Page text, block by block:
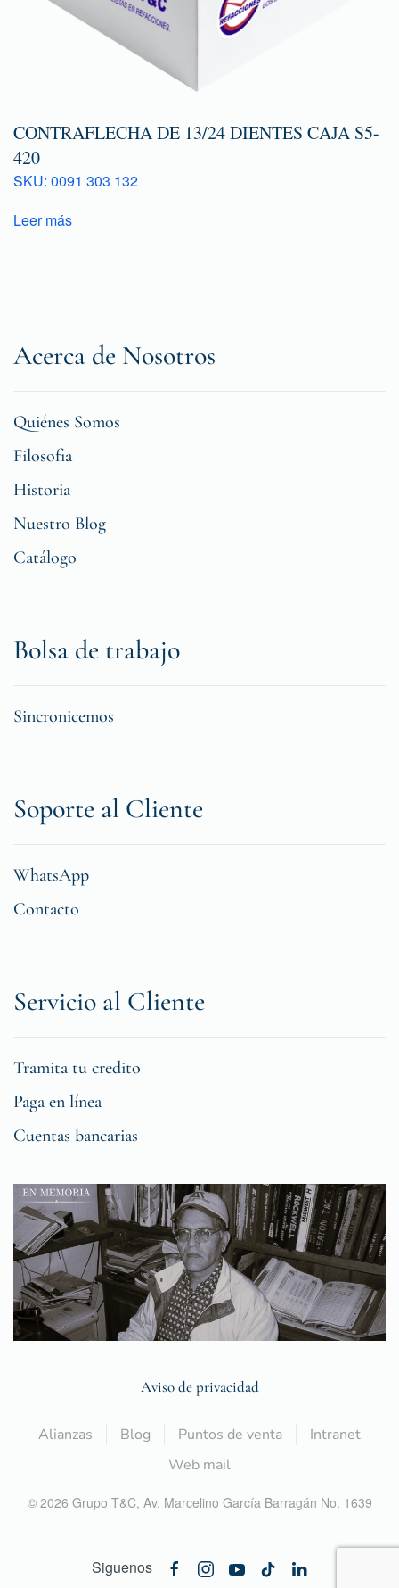
CONTRAFLECHA DE 13/24 DIENTES CAJA S5-
420
SKU: 0091 303 132
Leer más
Acerca de Nosotros
Quiénes Somos
Filosofia
Historia
Nuestro Blog
Catálogo
Bolsa de trabajo
Sincronicemos
Soporte al Cliente
WhatsApp
Contacto
Servicio al Cliente
Tramita tu credito
Paga en línea
Cuentas bancarias
Aviso de privacidad
Alianzas Blog Puntos de venta
Intranet
Web mail
© 2026 Grupo T&C, Av. Marcelino García Barragán No. 1639
Siguenos